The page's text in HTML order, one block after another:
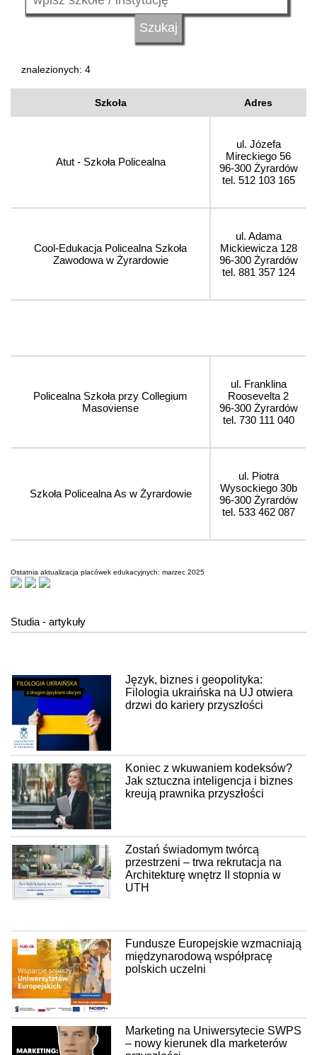
znalezionych: 4
Szkoła Adres
Atut - Szkoła Policealna
ul. Józefa
Mireckiego 56
96-300 Żyrardów
tel. 512 103 165
Cool-Edukacja Policealna Szkoła
Zawodowa w Żyrardowie
ul. Adama
Mickiewicza 128
96-300 Żyrardów
tel. 881 357 124
Policealna Szkoła przy Collegium
Masoviense
ul. Franklina
Roosevelta 2
96-300 Żyrardów
tel. 730 111 040
Szkoła Policealna As w Żyrardowie
ul. Piotra
Wysockiego 30b
96-300 Żyrardów
tel. 533 462 087
Ostatnia aktualizacja placówek edukacyjnych: marzec 2025
Studia - artykuły
Język, biznes i geopolityka:
Filologia ukraińska na UJ otwiera
drzwi do kariery przyszłości
Koniec z wkuwaniem kodeksów?
Jak sztuczna inteligencja i biznes
kreują prawnika przyszłości
Zostań świadomym twórcą
przestrzeni – trwa rekrutacja na
Architekturę wnętrz II stopnia w
UTH
Fundusze Europejskie wzmacniają
międzynarodową współpracę
polskich uczelni
Marketing na Uniwersytecie SWPS
– nowy kierunek dla marketerów